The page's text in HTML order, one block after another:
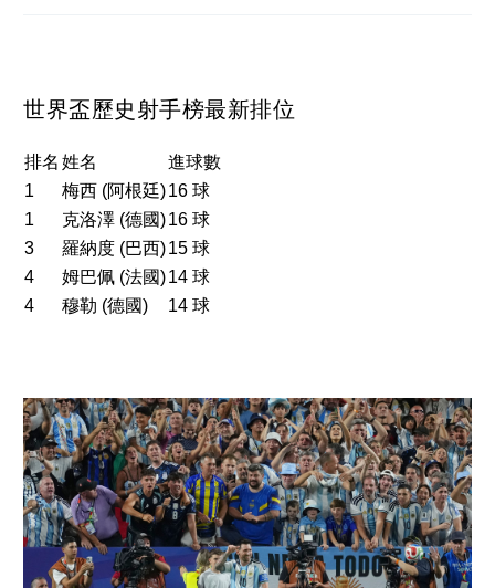
世界盃歷史射手榜最新排位
排名 姓名
進球數
1
梅西 (阿根廷)16 球
1
克洛澤 (德國)16 球
3
羅納度 (巴西)15 球
4
姆巴佩 (法國)14 球
4
穆勒 (德國) 14 球